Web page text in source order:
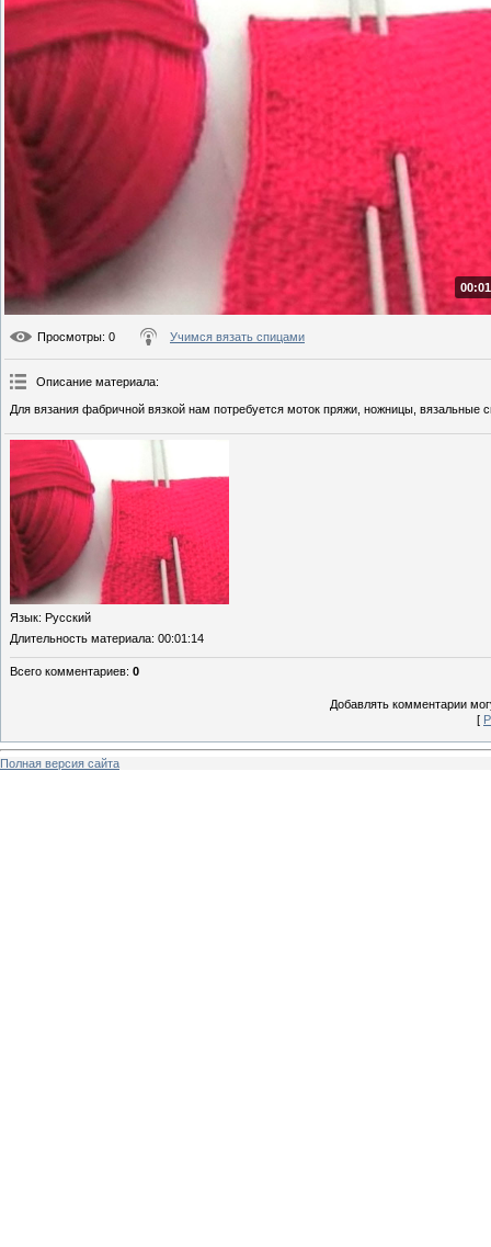
Просмотры: 0 Учимся вязать спицами
Описание материала:
Для вязания фабричной вязкой нам потребуется моток пряжи, ножницы, вязальные
Язык: Русский
Длительность материала: 00:01:14
Всего комментариев: 0
Добавлять комментарии
[
Полная версия сайта